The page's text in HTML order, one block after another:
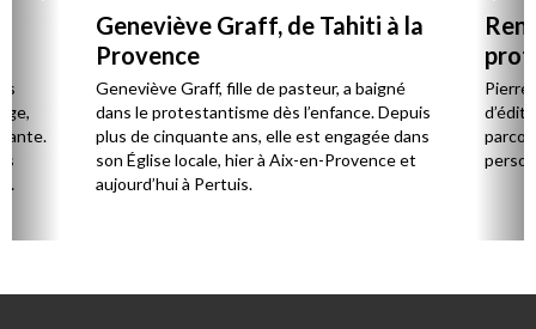
Geneviève Graff, de Tahiti à la
Provence
Geneviève Graff, fille de pasteur, a baigné
dans le protestantisme dès l’enfance. Depuis
plus de cinquante ans, elle est engagée dans
son Église locale, hier à Aix-en-Provence et
aujourd’hui à Pertuis.